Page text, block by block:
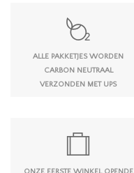
ALLE PAKKETJES WORDEN
CARBON NEUTRAAL
VERZONDEN MET UPS